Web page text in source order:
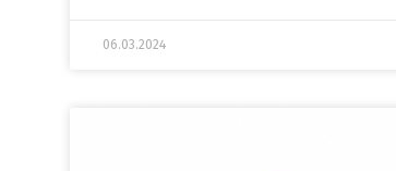
06.03.2024